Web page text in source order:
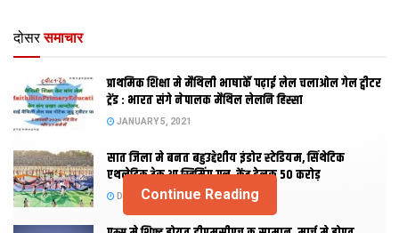
दोसर समाचार
प्राथमिक शि‍क्षा मे मैथि‍ली भाषाकेँ पढ़ाई लेल चलाओल गेल ट्वीटर
ट्रेंड : भारत संगे नेपालक मैथिल लेलनि हिस्सा
JANUARY 5, 2021
सात जिला मे बनत बहुउद्देशीय इंडोर स्‍टेडि‍यम, सिंथेटिक
एथलेटिक ट्रेक आ स्विमिंग पुल, केंद्र देलक 50 करोड़
DECEMBER 26, 2020
Continue Reading